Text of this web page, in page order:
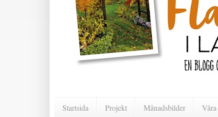
Startsida Projekt Månadsbilder